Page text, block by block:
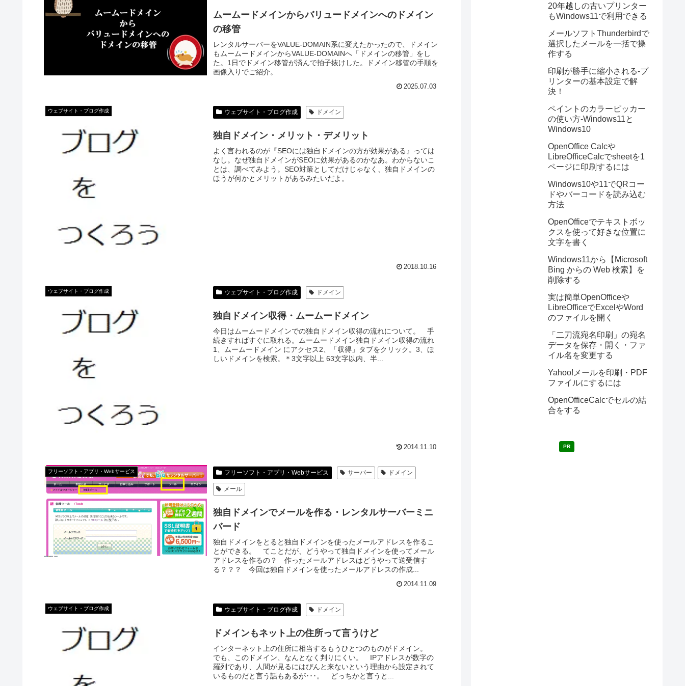
ムームードメインからバリュードメインへのドメイン
の移管
レンタルサーバーをVALUE-DOMAIN系に変えたかったので、ドメイン
もムームードメインからVALUE-DOMAINへ「ドメインの移管」をし
た。1日でドメイン移管が済んで拍子抜けした。ドメイン移管の手順を
画像入りでご紹介。
2025.07.03
ウェブサイト・ブログ作成 ウェブサイト・ブログ作成 ドメイン
独自ドメイン・メリット・デメリット
よく言われるのが『SEOには独自ドメインの方が効果がある』っては
なし。なぜ独自ドメインがSEOに効果があるのかなあ。わからないこ
とは、調べてみよう。SEO対策としてだけじゃなく、独自ドメインの
ほうが何かとメリットがあるみたいだよ。
2018.10.16
ウェブサイト・ブログ作成 ウェブサイト・ブログ作成 ドメイン
独自ドメイン収得・ムームードメイン
今日はムームードメインでの独自ドメイン収得の流れについて。 手
続きすればすぐに取れる。ムームードメイン独自ドメイン収得の流れ
1、ムームードメイン にアクセス2、「収得」タブをクリック。3、ほ
しいドメインを検索。＊3文字以上 63文字以内、半...
2014.11.10
フリーソフト・アプリ・Webサービス フリーソフト・アプリ・Webサービス サーバー ドメイン
メール
独自ドメインでメールを作る・レンタルサーバーミニ
バード
独自ドメインをとると独自ドメインを使ったメールアドレスを作るこ
とができる。 てことだが、どうやって独自ドメインを使ってメール
アドレスを作るの？ 作ったメールアドレスはどうやって送受信す
る？？？ 今回は独自ドメインを使ったメールアドレスの作成...
2014.11.09
ウェブサイト・ブログ作成 ウェブサイト・ブログ作成 ドメイン
ドメインもネット上の住所って言うけど
インターネット上の住所に相当するもうひとつのものがドメイン。
でも、このドメイン、なんとなく判りにくい。 IPアドレスが数字の
羅列であり、人間が見るにはぴんと来ないという理由から設定されて
いるものだと言う話もあるが･･･。 どっちかと言うと...
20年越しの古いプリンター
もWindows11で利用できる
メールソフトThunderbirdで
選択したメールを一括で操
作する
印刷が勝手に縮小される-プ
リンターの基本設定で解
決！
ペイントのカラーピッカー
の使い方-Windows11と
Windows10
OpenOffice Calcや
LibreOfficeCalcでsheetを1
ページに印刷するには
Windows10や11でQRコー
ドやバーコードを読み込む
方法
OpenOfficeでテキストボッ
クスを使って好きな位置に
文字を書く
Windows11から【Microsoft
Bing からの Web 検索】を
削除する
実は簡単OpenOfficeや
LibreOfficeでExcelやWord
のファイルを開く
「二刀流宛名印刷」の宛名
データを保存・開く・ファ
イル名を変更する
Yahoo!メールを印刷・PDF
ファイルにするには
OpenOfficeCalcでセルの結
合をする
PR